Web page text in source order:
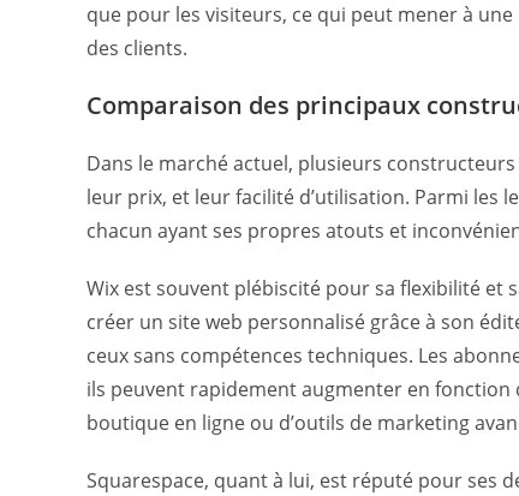
que pour les visiteurs, ce qui peut mener à
des clients.
Comparaison des principaux
Dans le marché actuel, plusieurs
leur prix, et leur facilité d’utilisation. Parmi les
chacun ayant ses propres atouts et
Wix est souvent plébiscité pour sa flexibilité et
créer un site web personnalisé grâce à son
ceux sans compétences techniques. Les
ils peuvent rapidement augmenter en
boutique en ligne ou d’outils de marketing
Squarespace, quant à lui, est réputé pour ses